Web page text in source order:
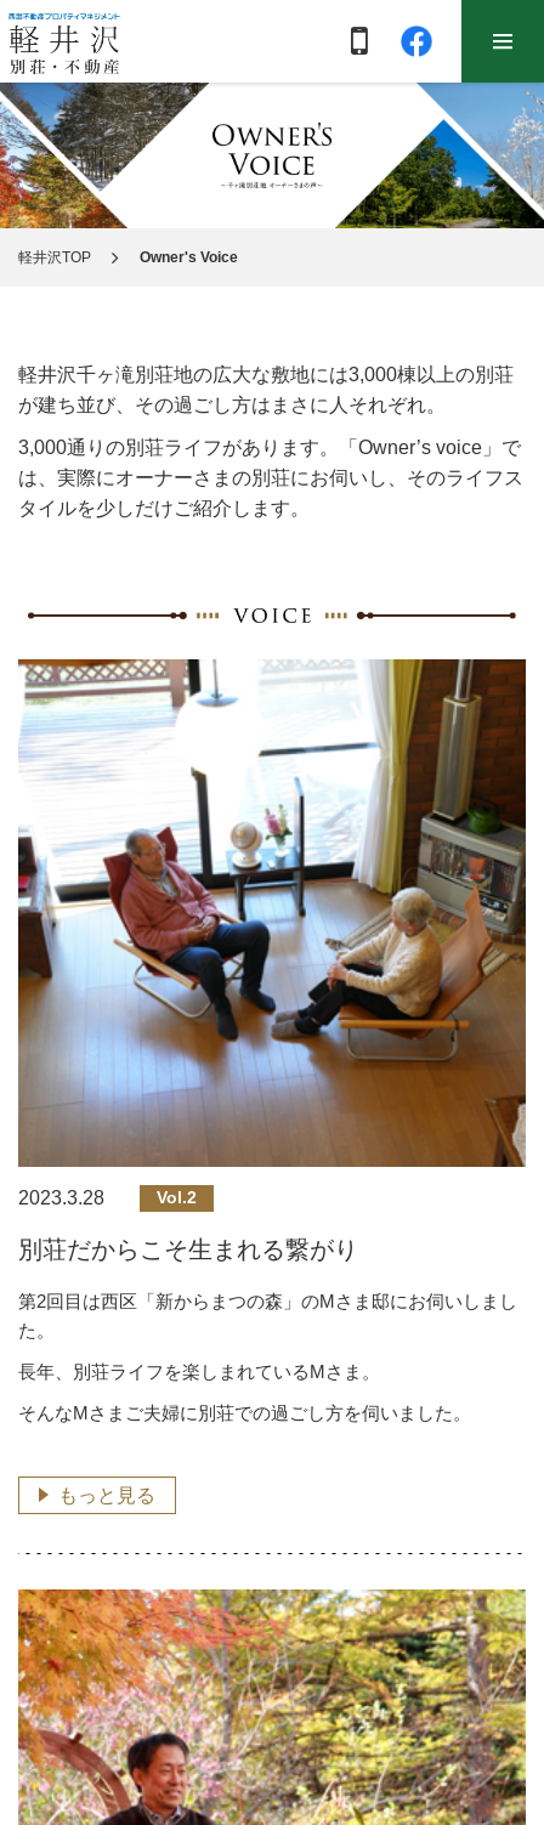
軽井沢TOP Owner's Voice
軽井沢千ヶ滝別荘地の広大な敷地には3,000棟以上の別荘
が建ち並び、その過ごし方はまさに人それぞれ。
3,000通りの別荘ライフがあります。「Owner’s voice」で
は、実際にオーナーさまの別荘にお伺いし、そのライフス
タイルを少しだけご紹介します。
2023.3.28 Vol.2
別荘だからこそ生まれる繋がり
第2回目は西区「新からまつの森」のMさま邸にお伺いしまし
た。
長年、別荘ライフを楽しまれているMさま。
そんなMさまご夫婦に別荘での過ごし方を伺いました。
もっと見る